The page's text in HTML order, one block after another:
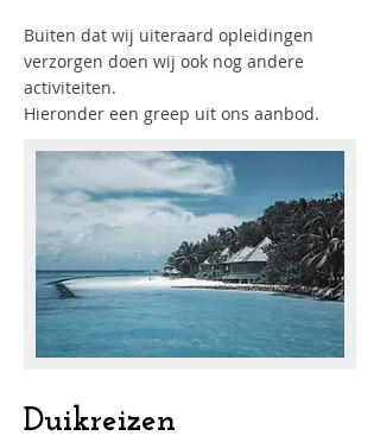
Buiten dat wij uiteraard opleidingen
verzorgen doen wij ook nog andere
activiteiten.
Hieronder een greep uit ons aanbod.
Duikreizen